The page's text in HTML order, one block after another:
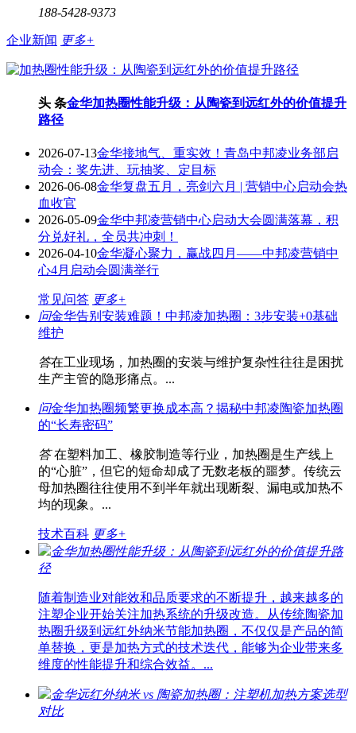
188-5428-9373
企业新闻 更多+
头 条金华加热圈性能升级：从陶瓷到远红外的价值提升
路径
2026-07-13金华接地气、重实效！青岛中邦凌业务部启
动会：奖先进、玩抽奖、定目标
2026-06-08金华复盘五月，亮剑六月 | 营销中心启动会热
血收官
2026-05-09金华中邦凌营销中心启动大会圆满落幕，积
分兑好礼，全员共冲刺！
2026-04-10金华凝心聚力，赢战四月——中邦凌营销中
心4月启动会圆满举行
常见问答 更多+
问金华告别安装难题！中邦凌加热圈：3步安装+0基础
维护
答在工业现场，加热圈的安装与维护复杂性往往是困扰
生产主管的隐形痛点。...
问金华加热圈频繁更换成本高？揭秘中邦凌陶瓷加热圈
的“长寿密码”
答在塑料加工、橡胶制造等行业，加热圈是生产线上
的“心脏”，但它的短命却成了无数老板的噩梦。传统云
母加热圈往往使用不到半年就出现断裂、漏电或加热不
均的现象。...
技术百科 更多+
金华加热圈性能升级：从陶瓷到远红外的价值提升路
径
随着制造业对能效和品质要求的不断提升，越来越多的
注塑企业开始关注加热系统的升级改造。从传统陶瓷加
热圈升级到远红外纳米节能加热圈，不仅仅是产品的简
单替换，更是加热方式的技术迭代，能够为企业带来多
维度的性能提升和综合效益。...
金华远红外纳米 vs 陶瓷加热圈：注塑机加热方案选型
对比